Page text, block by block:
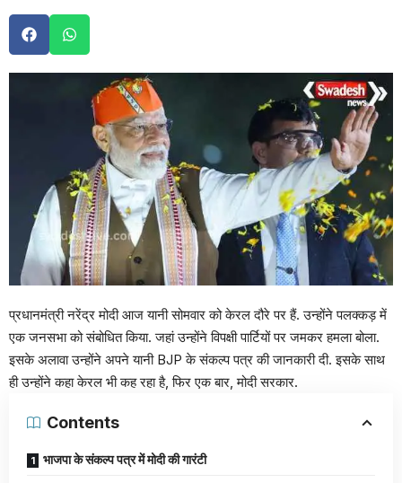
प्रधानमंत्री नरेंद्र मोदी आज यानी सोमवार को केरल दौरे पर हैं. उन्होंने पलक्कड़ में
एक जनसभा को संबोधित किया. जहां उन्होंने विपक्षी पार्टियों पर जमकर हमला बोला.
इसके अलावा उन्होंने अपने यानी BJP के संकल्प पत्र की जानकारी दी. इसके साथ
ही उन्होंने कहा केरल भी कह रहा है, फिर एक बार, मोदी सरकार.
Contents
भाजपा के संकल्प पत्र में मोदी की गारंटी